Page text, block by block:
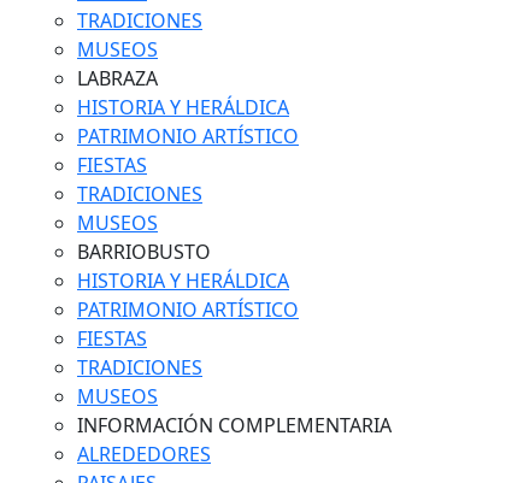
TRADICIONES
MUSEOS
LABRAZA
HISTORIA Y HERÁLDICA
PATRIMONIO ARTÍSTICO
FIESTAS
TRADICIONES
MUSEOS
BARRIOBUSTO
HISTORIA Y HERÁLDICA
PATRIMONIO ARTÍSTICO
FIESTAS
TRADICIONES
MUSEOS
INFORMACIÓN COMPLEMENTARIA
ALREDEDORES